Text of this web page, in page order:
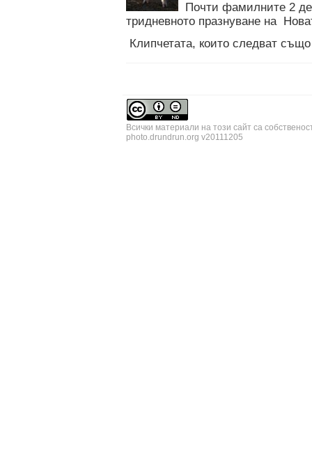
Почти фамилните 2
тридневното празнуване на
Клипчетата, които следват
Всички материали на този сайт са
photo.drundrun.org v20111205